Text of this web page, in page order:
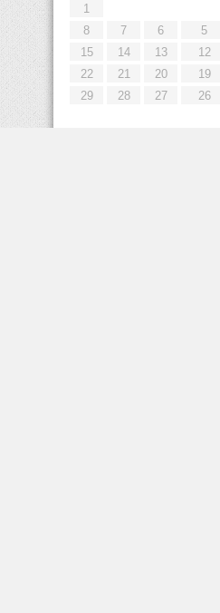
1
5
6
7
8
12
13
14
15
19
20
21
22
26
27
28
29